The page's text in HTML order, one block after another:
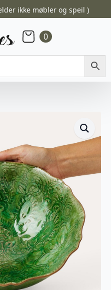
ikke møbler og speil )
0